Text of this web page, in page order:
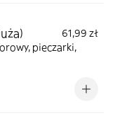
61,99 zł
pieczarki,